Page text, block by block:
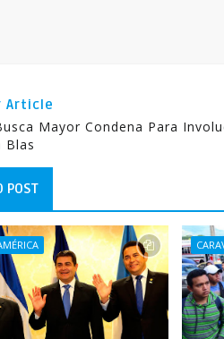
Article
Mayor Condena Para
Blas
POST